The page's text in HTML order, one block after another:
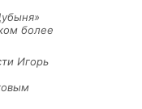
более
Игорь